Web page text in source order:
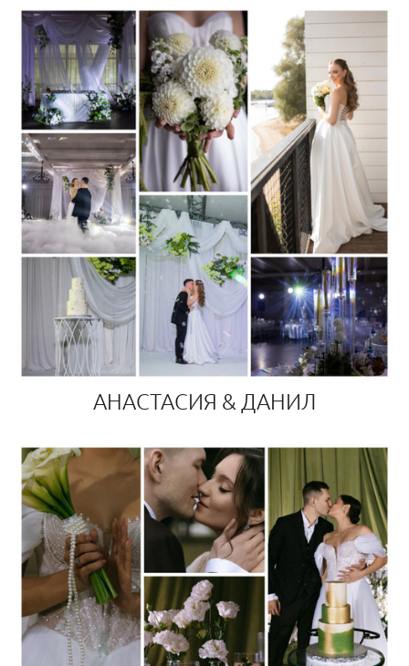
АНАСТАСИЯ & ДАНИЛ